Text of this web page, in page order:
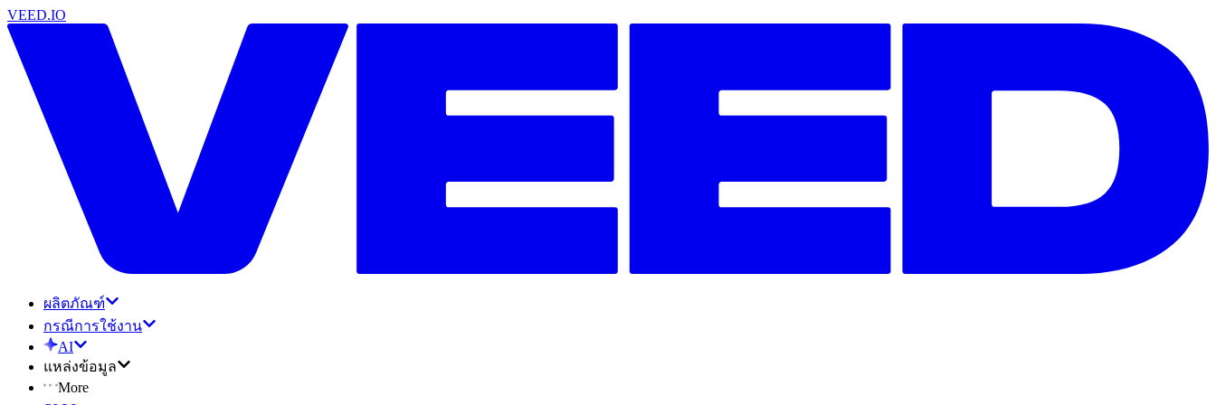
VEED.IO
ผลิตภัณฑ์
กรณีการใช้งาน
AI
แหล่งข้อมูล
More